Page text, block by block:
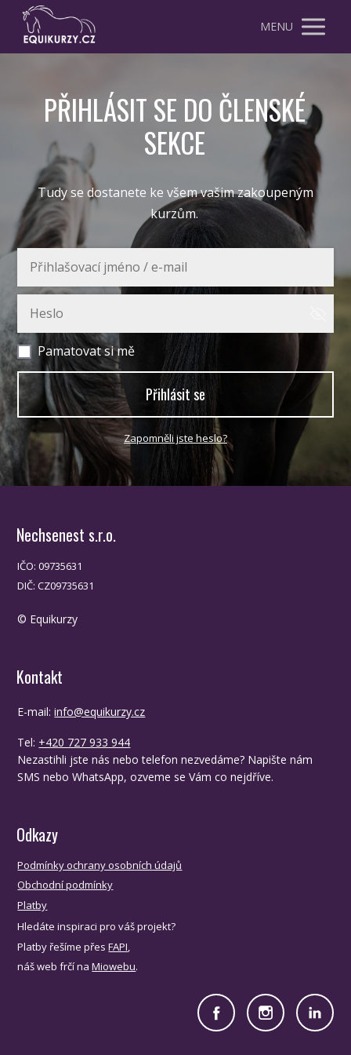
MENU
PŘIHLÁSIT SE DO ČLENSKÉ
SEKCE
Tudy se dostanete ke všem vašim zakoupeným
kurzům.
Pamatovat si mě
Přihlásit se
Zapomněli jste heslo?
Nechsenest s.r.o.
IČO: 09735631
DIČ: CZ09735631
© Equikurzy
Kontakt
E-mail:info@equikurzy.cz
Tel: +420 727 933 944
Nezastihli jste nás nebo telefon nezvedáme? Napište nám
SMS nebo WhatsApp, ozveme se Vám co nejdříve.
Odkazy
Podmínky ochrany osobních údajů
Obchodní podmínky
Platby
Hledáte inspiraci pro váš projekt?
Platby řešíme přesFAPI,
náš web frčí naMiowebu.